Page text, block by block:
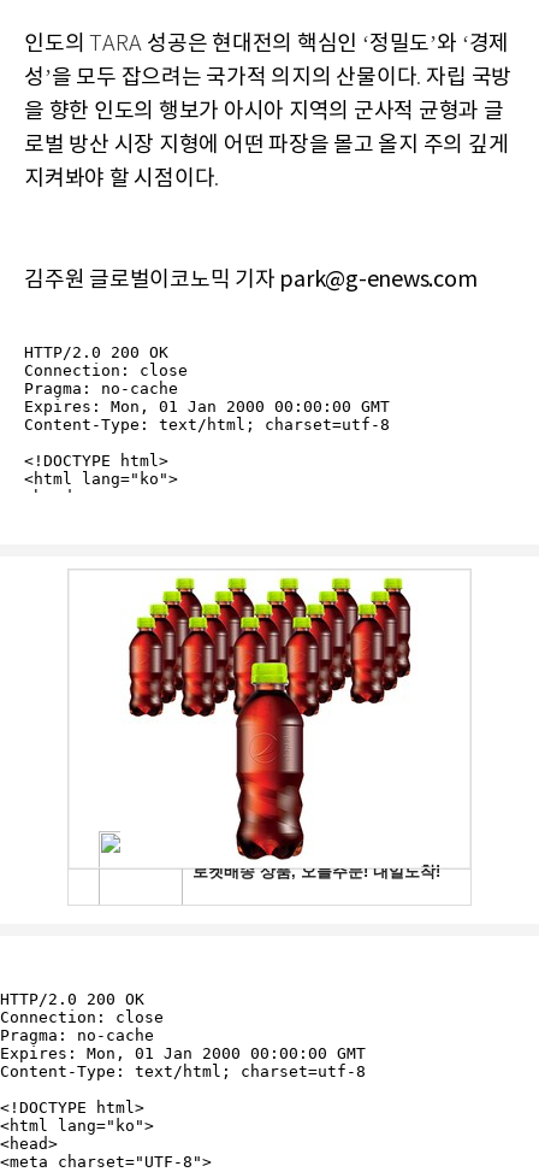
인도의 TARA 성공은 현대전의 핵심인 ‘정밀도’와 ‘경제
성’을 모두 잡으려는 국가적 의지의 산물이다. 자립 국방
을 향한 인도의 행보가 아시아 지역의 군사적 균형과 글
로벌 방산 시장 지형에 어떤 파장을 몰고 올지 주의 깊게
지켜봐야 할 시점이다.
김주원 글로벌이코노믹 기자 park@g-enews.com